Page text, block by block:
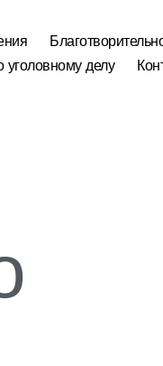
делу